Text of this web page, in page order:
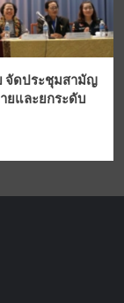
จัดประชุมสามัญ
ยและยกระดับ